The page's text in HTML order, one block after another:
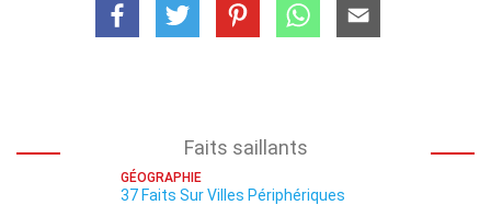
Faits saillants
GÉOGRAPHIE
37 Faits Sur Villes Périphériques